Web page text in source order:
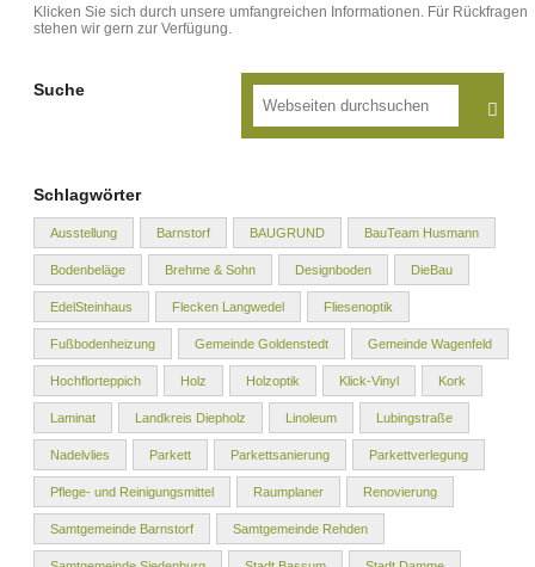
Klicken Sie sich durch unsere umfangreichen Informationen. Für Rückfragen
stehen wir gern zur Verfügung.
Suche
Schlagwörter
Ausstellung Barnstorf BAUGRUND BauTeam Husmann
Bodenbeläge Brehme & Sohn Designboden DieBau
EdelSteinhaus Flecken Langwedel Fliesenoptik
Fußbodenheizung Gemeinde Goldenstedt Gemeinde Wagenfeld
Hochflorteppich Holz Holzoptik Klick-Vinyl Kork
Laminat Landkreis Diepholz Linoleum Lubingstraße
Nadelvlies Parkett Parkettsanierung Parkettverlegung
Pflege- und Reinigungsmittel Raumplaner Renovierung
Samtgemeinde Barnstorf Samtgemeinde Rehden